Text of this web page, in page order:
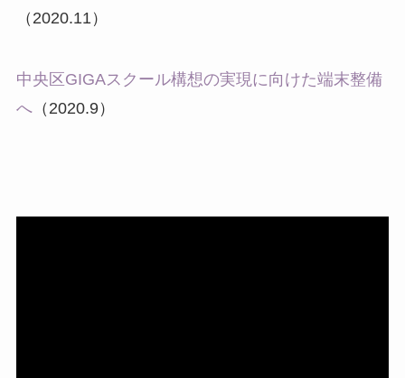
（2020.11）
中央区GIGAスクール構想の実現に向けた端末整備
へ（2020.9）